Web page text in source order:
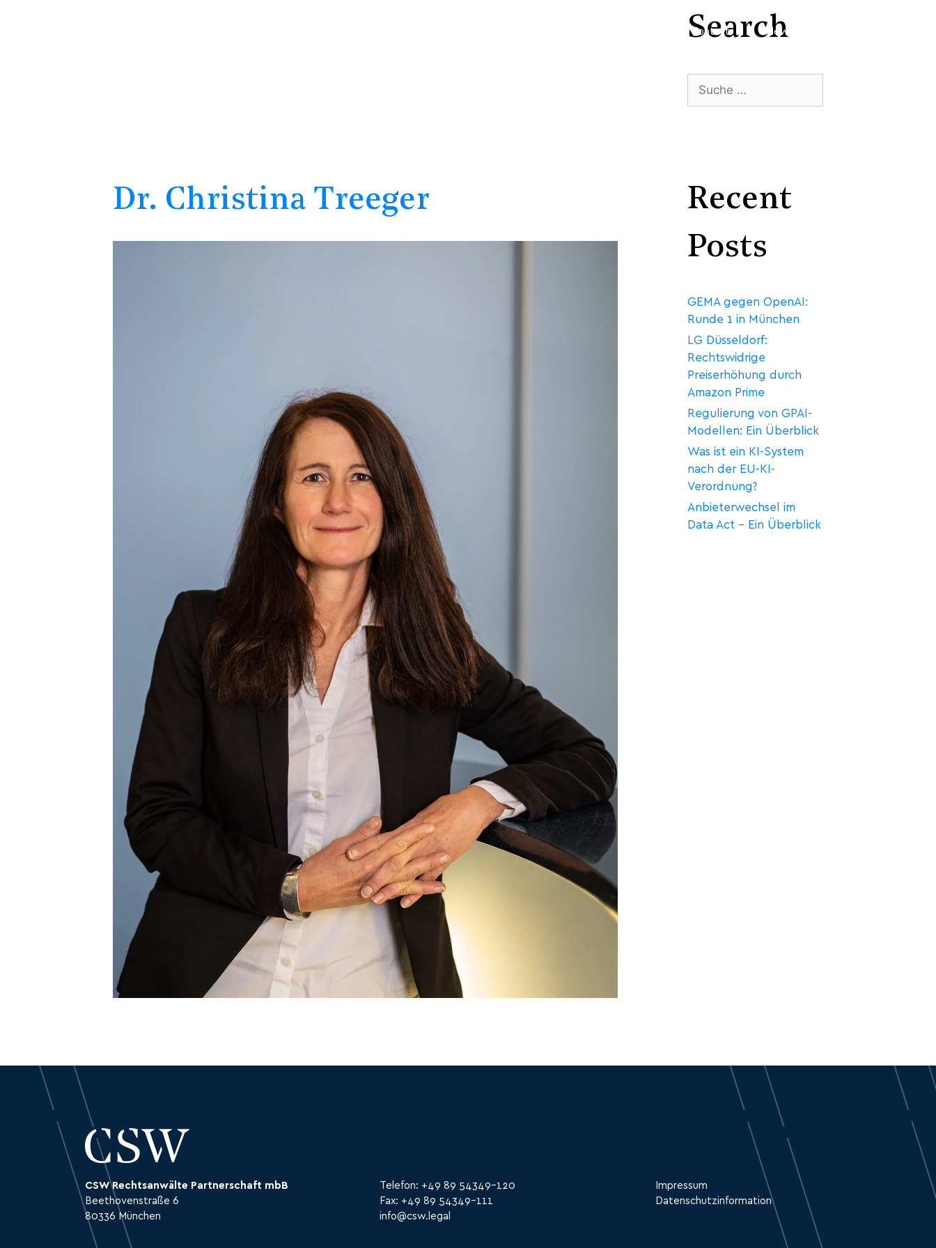
Kontakt Newsroom
Dr. Christina Treeger
Search
Recent
Posts
GEMA gegen OpenAI:
Runde 1 in München
LG Düsseldorf:
Rechtswidrige
Preiserhöhung durch
Amazon Prime
Regulierung von GPAI-
Modellen: Ein Überblick
Was ist ein KI-System
nach der EU-KI-
Verordnung?
Anbieterwechsel im
Data Act – Ein Überblick
CSW Rechtsanwälte Partnerschaft mbB
Beethovenstraße 6
80336 München
Telefon: +49 89 54349-120
Fax: +49 89 54349-111
info@csw.legal​
Impressum
Datenschutzinformation